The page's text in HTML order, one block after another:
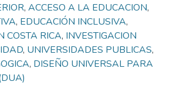
, ACCESO A LA EDUCACION,
, EDUCACIÓN INCLUSIVA,
COSTA RICA, INVESTIGACION
, UNIVERSIDADES PUBLICAS,
, DISEÑO UNIVERSAL PARA